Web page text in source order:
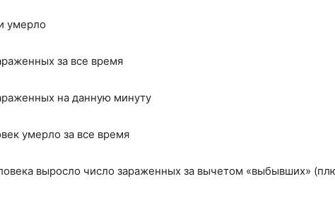
умерло
за все время
на данную минуту
умерло за все время
выросло число зараженных за вычетом «выбывших»